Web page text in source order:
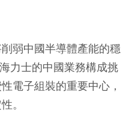
弱中國半導體產能的穩
力士的中國業務構成挑
電子組裝的重要中心，
。